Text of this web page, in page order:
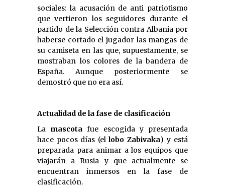
sociales: la acusación de anti patriotismo
que vertieron los seguidores durante el
partido de la Selección contra Albania por
haberse cortado el jugador las mangas de
su camiseta en las que, supuestamente, se
mostraban los colores de la bandera de
España. Aunque posteriormente se
demostró que no era así.
Actualidad de la fase de clasificación
La mascota fue escogida y presentada
hace pocos días (el lobo Zabivaka) y está
preparada para animar a los equipos que
viajarán a Rusia y que actualmente se
encuentran inmersos en la fase de
clasificación.